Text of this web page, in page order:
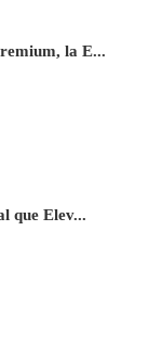
la E...
que Elev...